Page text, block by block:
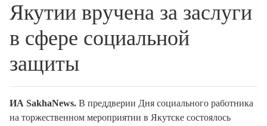
Якутии вручена за заслуги
в сфере социальной
защиты
ИА SakhaNews. В преддверии Дня социального работника
на торжественном мероприятии в Якутске состоялось